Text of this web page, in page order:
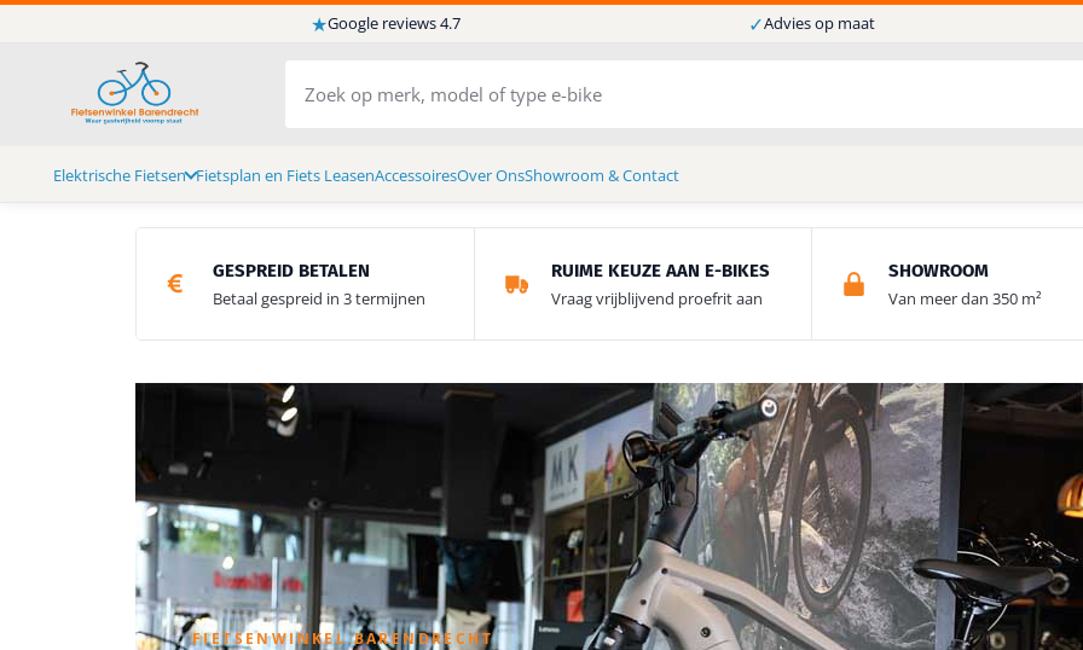
★Google reviews 4.7 ✓Advies op maat
Elektrische Fietsen Fietsplan en Fiets LeasenAccessoiresOver OnsShowroom & Contact
GESPREID BETALEN
Betaal gespreid in 3 termijnen
RUIME KEUZE AAN E-BIKES
Vraag vrijblijvend proefrit aan
SHOWROOM
Van meer dan 350 m²
FIETSENWINKEL BARENDRECHT